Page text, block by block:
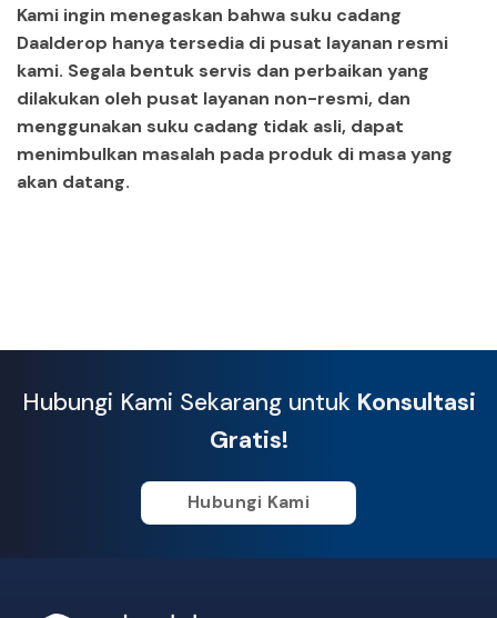
Kami ingin menegaskan bahwa suku cadang
Daalderop hanya tersedia di pusat layanan resmi
kami. Segala bentuk servis dan perbaikan yang
dilakukan oleh pusat layanan non-resmi, dan
menggunakan suku cadang tidak asli, dapat
menimbulkan masalah pada produk di masa yang
akan datang.
Hubungi Kami Sekarang untuk Konsultasi
Gratis!
Hubungi Kami